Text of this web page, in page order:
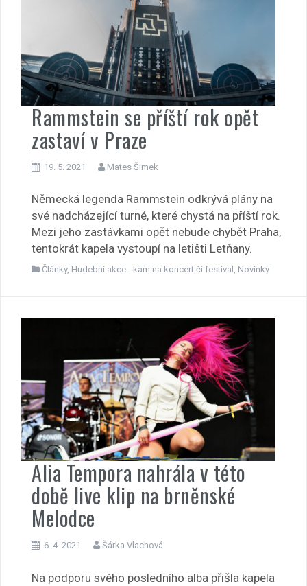
Rammstein se příští rok opět
zastaví v Praze
19. 5. 2021 Mates Šimek
Německá legenda Rammstein odkrývá plány na
své nadcházející turné, které chystá na příští rok.
Mezi jeho zastávkami opět nebude chybět Praha,
tentokrát kapela vystoupí na letišti Letňany.
Články, Hudební akce - kam na koncert či festival , Novinky
Alia Tempora nahrála v této
době live klip na brněnské
Melodce
6. 4. 2021 Šárka Vlachová
Na podporu svého posledního alba přišla kapela